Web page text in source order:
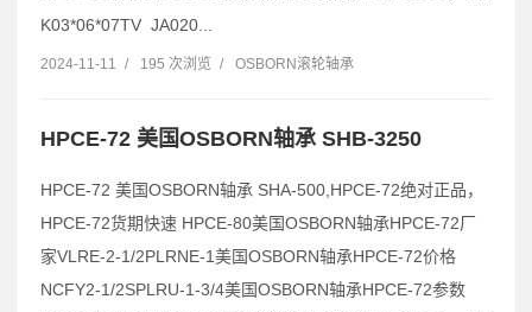
K03*06*07TV JA020...
2024-11-11 / 195 次浏览 / OSBORN滚轮轴承
HPCE-72 美国OSBORN轴承 SHB-3250
HPCE-72 美国OSBORN轴承 SHA-500,HPCE-72绝对正品，
HPCE-72货期快速 HPCE-80美国OSBORN轴承HPCE-72厂
家VLRE-2-1/2PLRNE-1美国OSBORN轴承HPCE-72价格
NCFY2-1/2SPLRU-1-3/4美国OSBORN轴承HPCE-72参数